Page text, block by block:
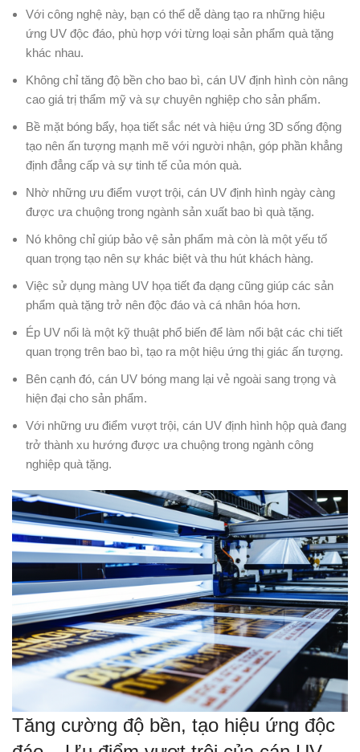
Với công nghệ này, bạn có thể dễ dàng tạo ra những hiệu
ứng UV độc đáo, phù hợp với từng loại sản phẩm quà tặng
khác nhau.
Không chỉ tăng độ bền cho bao bì, cán UV định hình còn nâng
cao giá trị thẩm mỹ và sự chuyên nghiệp cho sản phẩm.
Bề mặt bóng bẩy, họa tiết sắc nét và hiệu ứng 3D sống động
tạo nên ấn tượng mạnh mẽ với người nhận, góp phần khẳng
định đẳng cấp và sự tinh tế của món quà.
Nhờ những ưu điểm vượt trội, cán UV định hình ngày càng
được ưa chuộng trong ngành sản xuất bao bì quà tặng.
Nó không chỉ giúp bảo vệ sản phẩm mà còn là một yếu tố
quan trọng tạo nên sự khác biệt và thu hút khách hàng.
Việc sử dụng màng UV họa tiết đa dạng cũng giúp các sản
phẩm quà tặng trở nên độc đáo và cá nhân hóa hơn.
Ép UV nổi là một kỹ thuật phổ biến để làm nổi bật các chi tiết
quan trọng trên bao bì, tạo ra một hiệu ứng thị giác ấn tượng.
Bên cạnh đó, cán UV bóng mang lại vẻ ngoài sang trọng và
hiện đại cho sản phẩm.
Với những ưu điểm vượt trội, cán UV định hình hộp quà đang
trở thành xu hướng được ưa chuộng trong ngành công
nghiệp quà tặng.
Tăng cường độ bền, tạo hiệu ứng độc